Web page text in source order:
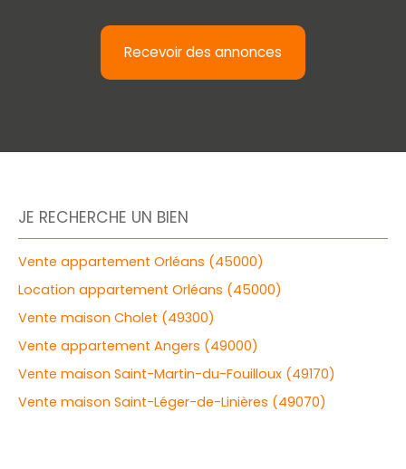
Recevoir des annonces
JE RECHERCHE UN BIEN
Vente appartement Orléans (45000)
Location appartement Orléans (45000)
Vente maison Cholet (49300)
Vente appartement Angers (49000)
Vente maison Saint-Martin-du-Fouilloux (49170)
Vente maison Saint-Léger-de-Linières (49070)